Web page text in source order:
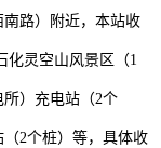
路）附近，本站收
化灵空山风景区（1
）充电站（2个
2个桩）等，具体收